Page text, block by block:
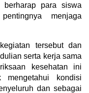
berharap para siswa
menjaga
tersebut dan
serta kerja sama
kesehatan ini
mengetahui kondisi
dan sebagai